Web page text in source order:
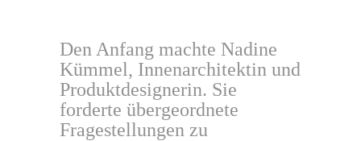
Den Anfang machte Nadine
Kümmel, Innenarchitektin und
Produktdesignerin. Sie
forderte übergeordnete
Fragestellungen zu